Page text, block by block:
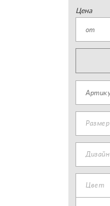
Цена
Размер
Дизайн
Цвет